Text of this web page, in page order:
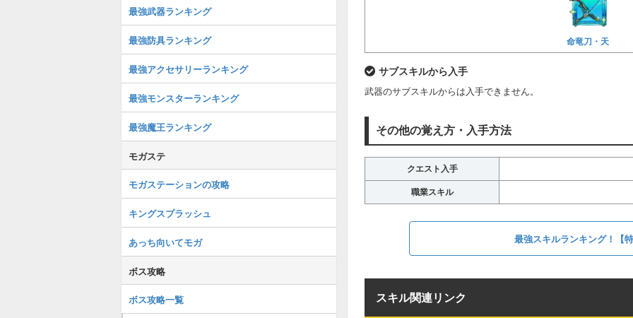
命竜刀・天
サブスキルから入手
武器のサブスキルからは入手できません。
その他の覚え方・入手方法
クエスト入手
職業スキル
最強スキルランキング！【
スキル関連リンク
最強武器ランキング
最強防具ランキング
最強アクセサリーランキング
最強モンスターランキング
最強魔王ランキング
モガステ
モガステーションの攻略
キングスプラッシュ
あっち向いてモガ
ボス攻略
ボス攻略一覧